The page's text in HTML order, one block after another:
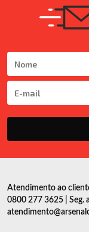
Atendimento ao
0800 277 3625 | Seg.